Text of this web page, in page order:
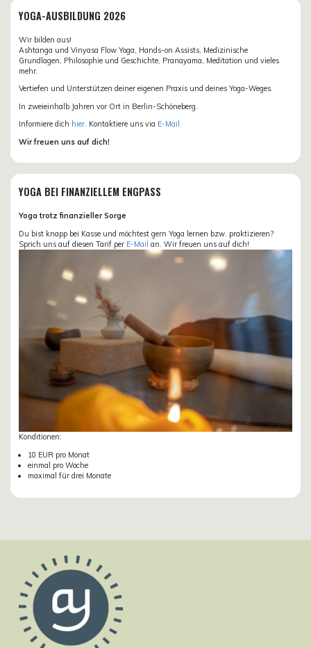
YOGA-AUSBILDUNG 2026
Wir bilden aus!
Ashtanga und Vinyasa Flow Yoga, Hands-on Assists, Medizinische
Grundlagen, Philosophie und Geschichte, Pranayama, Meditation und vieles
mehr.
Vertiefen und Unterstützen deiner eigenen Praxis und deines Yoga-Weges.
In zweieinhalb Jahren vor Ort in Berlin-Schöneberg.
Informiere dich hier. Kontaktiere uns via E-Mail.
Wir freuen uns auf dich!
YOGA BEI FINANZIELLEM ENGPASS
Yoga trotz finanzieller Sorge
Du bist knapp bei Kasse und möchtest gern Yoga lernen bzw. praktizieren?
Sprich uns auf diesen Tarif per E-Mail an. Wir freuen uns auf dich!
Konditionen:
10 EUR pro Monat
einmal pro Woche
maximal für drei Monate